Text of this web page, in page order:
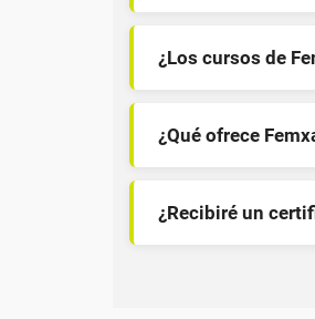
¿Los cursos de
¿Qué ofrece
¿Recibiré un